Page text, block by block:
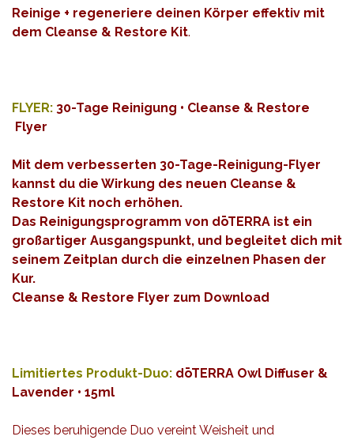
Reinige + regeneriere deinen Körper effektiv mit
dem Cleanse & Restore Kit.
FLYER: 30-Tage Reinigung • Cleanse & Restore
Flyer
Mit dem verbesserten 30-Tage-Reinigung-Flyer
kannst du die Wirkung des neuen Cleanse &
Restore Kit noch erhöhen.
Das Reinigungsprogramm von dōTERRA ist ein
großartiger Ausgangspunkt, und begleitet dich mit
seinem Zeitplan durch die einzelnen Phasen der
Kur.
Cleanse & Restore Flyer zum Download
Limitiertes Produkt-Duo: dōTERRA Owl Diffuser &
Lavender • 15ml
Dieses beruhigende Duo vereint Weisheit und